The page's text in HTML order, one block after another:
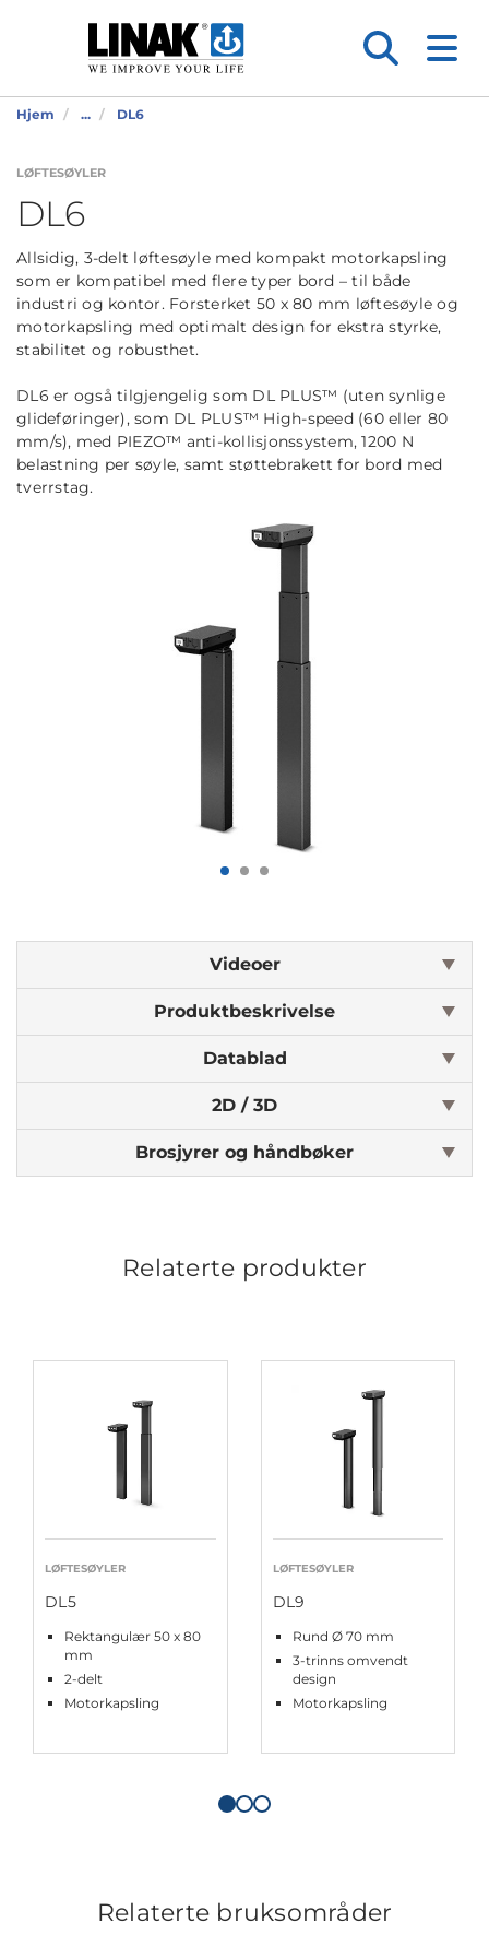
Hjem ... DL6
LØFTESØYLER
DL6
Allsidig, 3-delt løftesøyle med kompakt motorkapsling
som er kompatibel med flere typer bord – til både
industri og kontor. Forsterket 50 x 80 mm løftesøyle og
motorkapsling med optimalt design for ekstra styrke,
stabilitet og robusthet.
DL6 er også tilgjengelig som DL PLUS™ (uten synlige
glideføringer), som DL PLUS™ High-speed (60 eller 80
mm/s), med PIEZO™ anti-kollisjonssystem, 1200 N
belastning per søyle, samt støttebrakett for bord med
tverrstag.
Videoer
Produktbeskrivelse
Datablad
2D / 3D
Brosjyrer og håndbøker
Relaterte produkter
LØFTESØYLER
DL5
Rektangulær 50 x 80
mm
2-delt
Motorkapsling
LØFTESØYLER
DL9
Rund Ø 70 mm
3-trinns omvendt
design
Motorkapsling
Relaterte bruksområder